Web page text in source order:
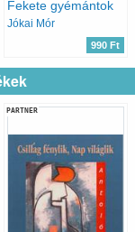
Fekete gyémántok
Jókai Mór
990 Ft
PARTNER